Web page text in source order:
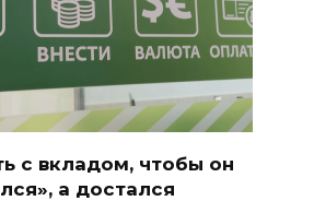
с вкладом, чтобы он
а достался